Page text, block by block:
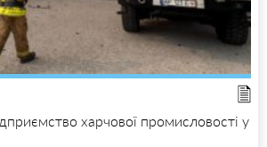
харчової промисловості у